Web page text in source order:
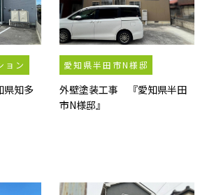
ョン
知多
愛知県半田市N様邸
外壁塗装工事 『愛知県半田
市N様邸』